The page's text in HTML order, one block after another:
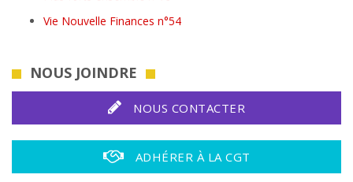
Vie Nouvelle Finances n°54
NOUS JOINDRE
NOUS CONTACTER
ADHÉRER À LA CGT